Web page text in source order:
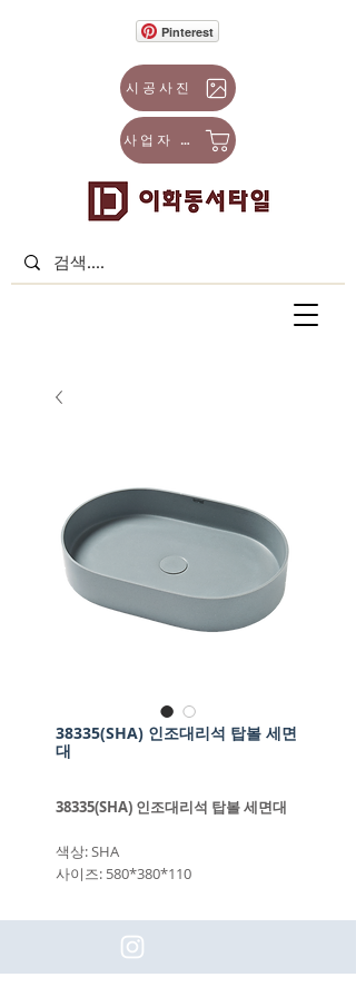
사업자 몰
시공사진
Pinterest
38335(SHA) 인조대리석 탑볼 세면
대
38335(SHA) 인조대리석 탑볼 세면대
색상: SHA
사이즈: 580*380*110